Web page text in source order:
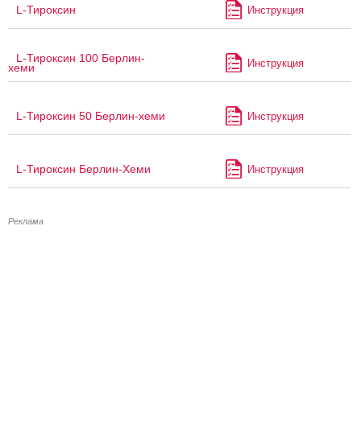
L-Тироксин Инструкция
L-Тироксин 100 Берлин-
хеми Инструкция
L-Тироксин 50 Берлин-хеми Инструкция
L-Тироксин Берлин-Хеми Инструкция
Реклама